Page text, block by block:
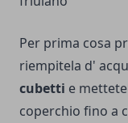
Per prima cosa
riempitela d'
cubetti e
coperchio fino a